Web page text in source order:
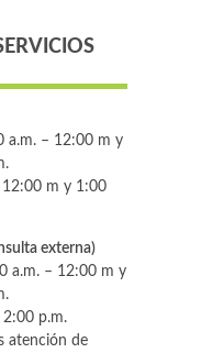
a.m. – 12:00 m y
12:00 m y 1:00
externa)
a.m. – 12:00 m y
2:00 p.m.
atención de